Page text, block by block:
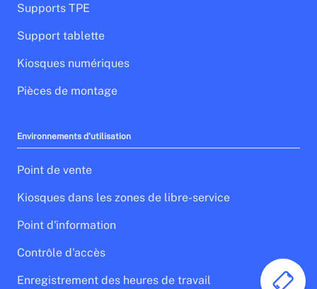
Supports TPE
Support tablette
Kiosques numériques
Pièces de montage
Environnements d'utilisation
Point de vente
Kiosques dans les zones de libre-service
Point d'information
Contrôle d'accès
Enregistrement des heures de travail